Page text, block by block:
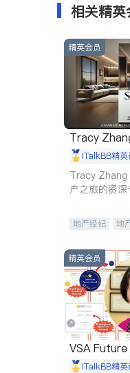
相关精英
精英会员
Tracy
iTalkBB精英
Tracy
产之旅的资深
地产经纪 地
精英会员
VSA
iTalkBB精英